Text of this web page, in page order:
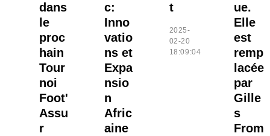
dans
le
proc
hain
Tour
noi
Foot'
Assu
r
c:
Inno
vatio
ns et
Expa
nsio
n
Afric
aine
t
2025-
02-20
18:09:04
ue.
Elle
est
remp
lacée
par
Gille
s
From